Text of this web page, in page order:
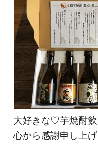
大好きな♡芋焼酎飲
心から感謝申し上